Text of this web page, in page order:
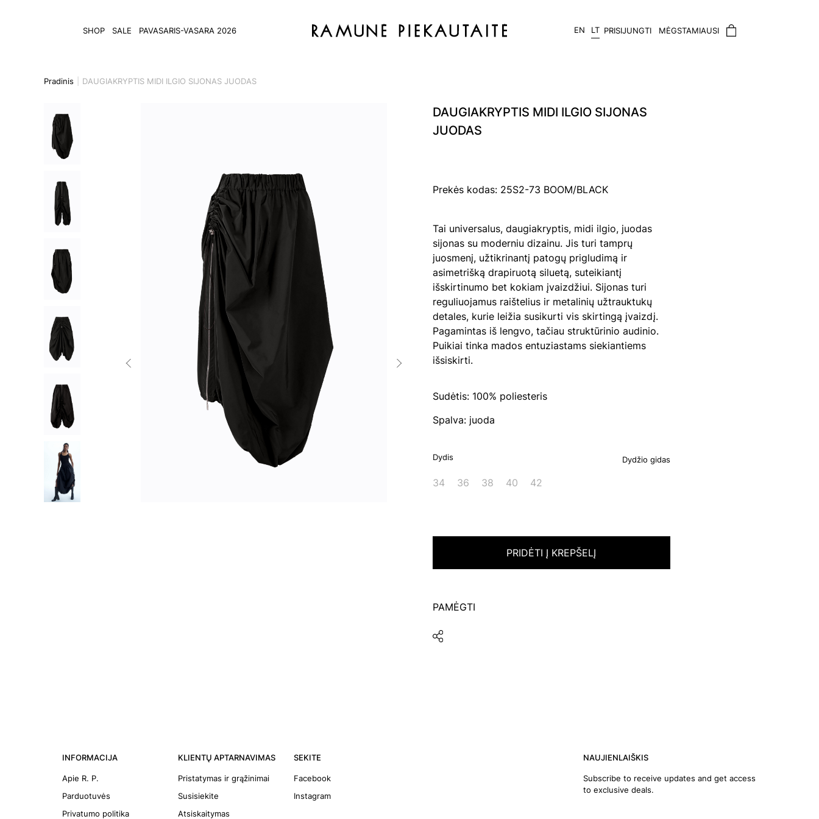
SHOP SALE PAVASARIS-VASARA 2026 EN LT PRISIJUNGTI MĖGSTAMIAUSI
Pradinis DAUGIAKRYPTIS MIDI ILGIO SIJONAS JUODAS
DAUGIAKRYPTIS MIDI ILGIO SIJONAS
JUODAS
Prekės kodas: 25S2-73 BOOM/BLACK
Tai universalus, daugiakryptis, midi ilgio, juodas
sijonas su moderniu dizainu. Jis turi tamprų
juosmenį, užtikrinantį patogų prigludimą ir
asimetrišką drapiruotą siluetą, suteikiantį
išskirtinumo bet kokiam įvaizdžiui. Sijonas turi
reguliuojamus raištelius ir metalinių užtrauktukų
detales, kurie leižia susikurti vis skirtingą įvaizdį.
Pagamintas iš lengvo, tačiau struktūrinio audinio.
Puikiai tinka mados entuziastams siekiantiems
išsiskirti.
Sudėtis: 100% poliesteris
Spalva: juoda
Dydis Dydžio gidas
34 36 38 40 42
PRIDĖTI Į KREPŠELĮ
PAMĖGTI
INFORMACIJA
Apie R. P.
Parduotuvės
Privatumo politika
KLIENTŲ APTARNAVIMAS
Pristatymas ir grąžinimai
Susisiekite
Atsiskaitymas
SEKITE
Facebook
Instagram
NAUJIENLAIŠKIS
Subscribe to receive updates and get access
to exclusive deals.